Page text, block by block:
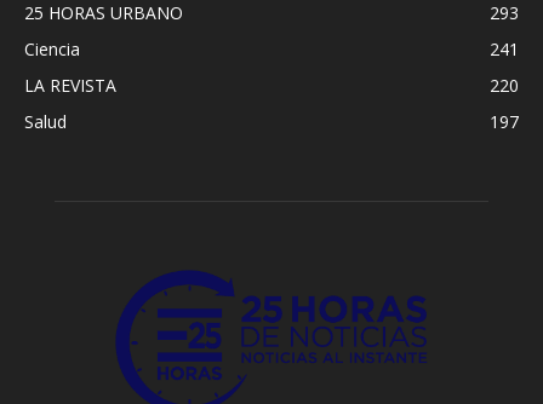
25 HORAS URBANO
293
Ciencia
241
LA REVISTA
220
Salud
197